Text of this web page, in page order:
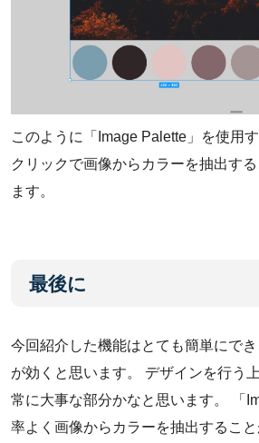
このように「Image Palette」を使用
クリックで画像からカラーを抽出す
ます。
最後に
今回紹介した機能はとても簡単にで
が効くと思います。 デザインを行う
常に大事な部分かなと思います。 「
率よく画像からカラーを抽出するこ